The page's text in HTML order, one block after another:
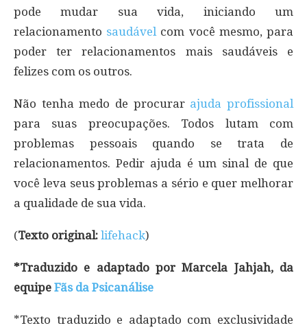
pode mudar sua vida, iniciando um
relacionamento saudávelcom você mesmo, para
poder ter relacionamentos mais saudáveis e
felizes com os outros.
Não tenha medo de procurar ajuda profissional
para suas preocupações. Todos lutam com
problemas pessoais quando se trata de
relacionamentos. Pedir ajuda é um sinal de que
você leva seus problemas a sério e quer melhorar
a qualidade de sua vida.
(Texto original: lifehack)
*Traduzido e adaptado por Marcela Jahjah, da
equipe Fãs da Psicanálise
*Texto traduzido e adaptado com exclusividade